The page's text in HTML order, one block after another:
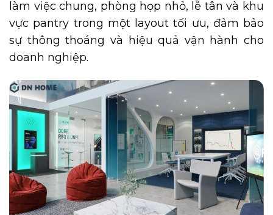
làm việc chung, phòng họp nhỏ, lễ tân và khu
vực pantry trong một layout tối ưu, đảm bảo
sự thông thoáng và hiệu quả vận hành cho
doanh nghiệp.